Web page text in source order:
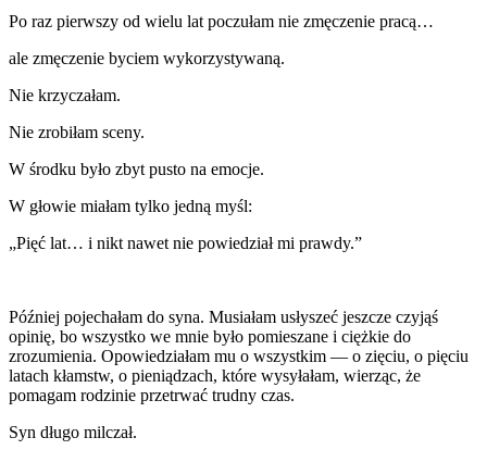
Po raz pierwszy od wielu lat poczułam nie zmęczenie pracą…
ale zmęczenie byciem wykorzystywaną.
Nie krzyczałam.
Nie zrobiłam sceny.
W środku było zbyt pusto na emocje.
W głowie miałam tylko jedną myśl:
„Pięć lat… i nikt nawet nie powiedział mi prawdy.”
Później pojechałam do syna. Musiałam usłyszeć jeszcze czyjąś
opinię, bo wszystko we mnie było pomieszane i ciężkie do
zrozumienia. Opowiedziałam mu o wszystkim — o zięciu, o pięciu
latach kłamstw, o pieniądzach, które wysyłałam, wierząc, że
pomagam rodzinie przetrwać trudny czas.
Syn długo milczał.